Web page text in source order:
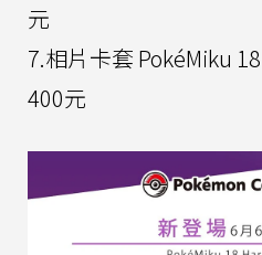
元
7.相片卡套 PokéMiku
400元